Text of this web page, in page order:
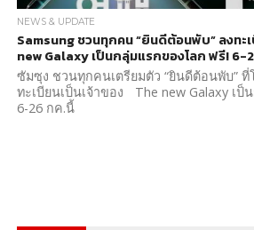
NEWS & UPDATE
Samsung ชวนทุกคน “ยินดีต้อนพับ” ลงท
new Galaxy เป็นกลุ่มแรกของโลก ฟรี! 6-
ซัมซุง ชวนทุกคนเตรียมตัว “ยินดีต้อนพับ” ที่
ทะเบียนเป็นเจ้าของ The new Galaxy เป็
6-26 กค.นี้